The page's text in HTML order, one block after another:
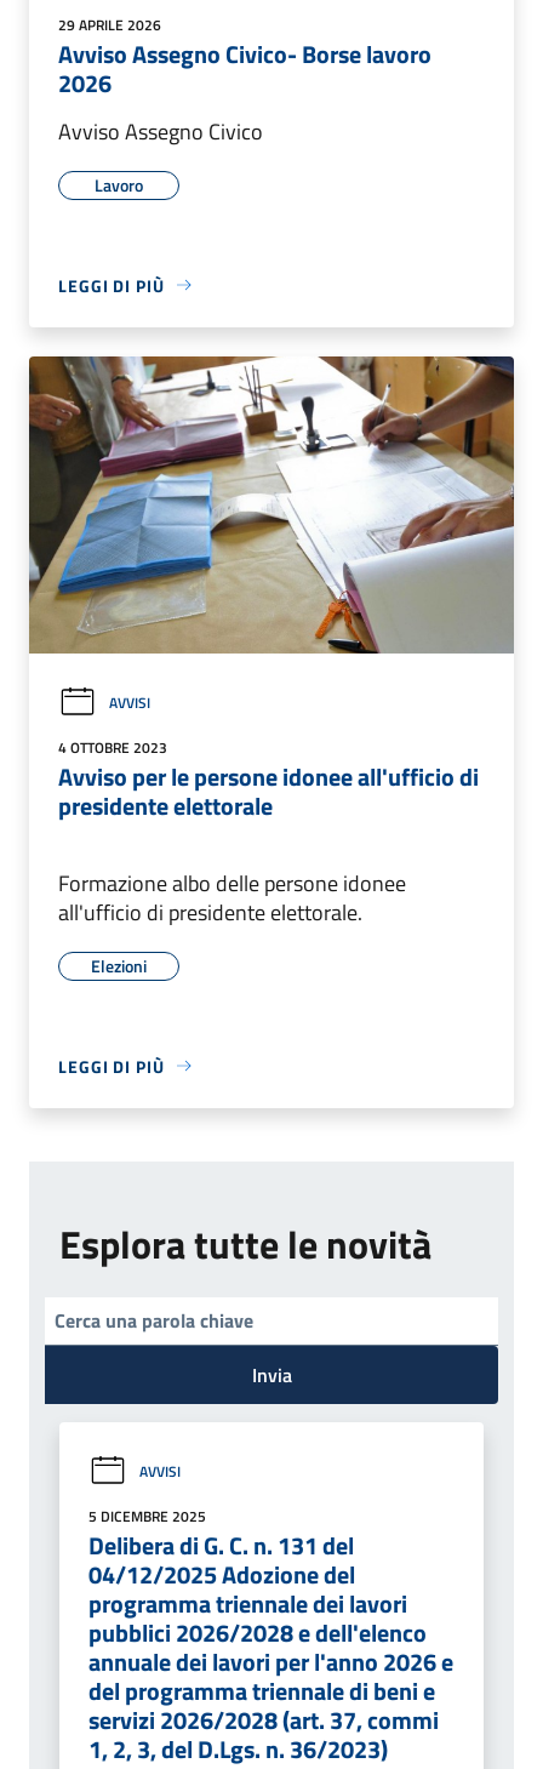
29 APRILE 2026
Avviso Assegno Civico- Borse lavoro
2026
Avviso Assegno Civico
Lavoro
LEGGI DI PIÙ
AVVISI
4 OTTOBRE 2023
Avviso per le persone idonee all'ufficio di
presidente elettorale
Formazione albo delle persone idonee
all'ufficio di presidente elettorale.
Elezioni
LEGGI DI PIÙ
Esplora tutte le novità
Invia
AVVISI
5 DICEMBRE 2025
Delibera di G. C. n. 131 del
04/12/2025 Adozione del
programma triennale dei lavori
pubblici 2026/2028 e dell'elenco
annuale dei lavori per l'anno 2026 e
del programma triennale di beni e
servizi 2026/2028 (art. 37, commi
1, 2, 3, del D.Lgs. n. 36/2023)